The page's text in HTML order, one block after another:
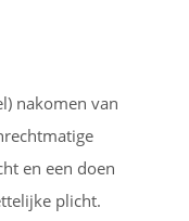
nakomen van
en een doen
plicht.